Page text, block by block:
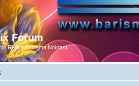
Forum
Resmi Buluşma Noktası